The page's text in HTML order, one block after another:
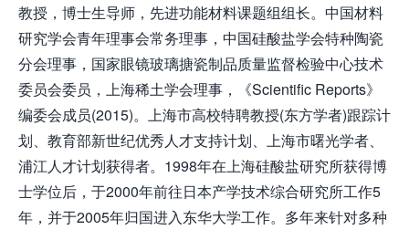
教授，博士生导师，先进功能材料课题组组长。中国材料
研究学会青年理事会常务理事，中国硅酸盐学会特种陶瓷
分会理事，国家眼镜玻璃搪瓷制品质量监督检验中心技术
委员会委员，上海稀土学会理事，《Scientific Reports》
编委会成员(2015)。上海市高校特聘教授(东方学者)跟踪计
划、教育部新世纪优秀人才支持计划、上海市曙光学者、
浦江人才计划获得者。1998年在上海硅酸盐研究所获得博
士学位后，于2000年前往日本产学技术综合研究所工作5
年，并于2005年归国进入东华大学工作。多年来针对多种